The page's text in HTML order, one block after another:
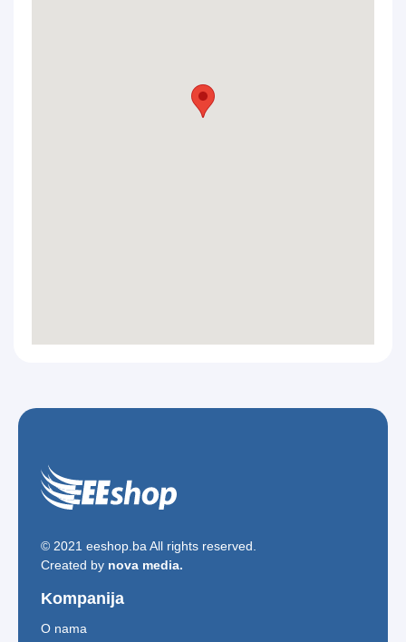
© 2021 eeshop.ba All rights reserved.
Created by nova media.
Kompanija
O nama